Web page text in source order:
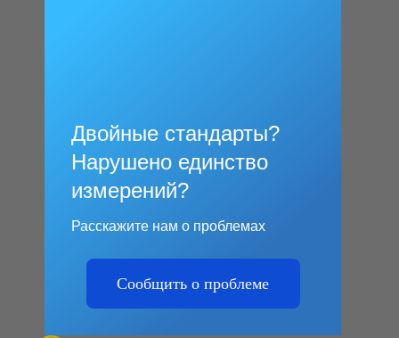
Двойные стандарты?
Нарушено единство
измерений?
Расскажите нам о проблемах
Сообщить о проблеме